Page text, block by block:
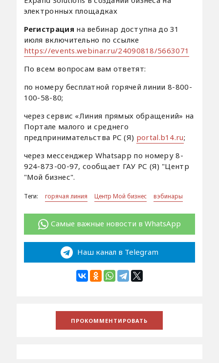
электронных площадках
Регистрация на вебинар доступна до 31
июля включительно по ссылке
https://events.webinar.ru/24090818/5663071
По всем вопросам вам ответят:
по номеру бесплатной горячей линии 8-800-
100-58-80;
через сервис «Линия прямых обращений» на
Портале малого и среднего
предпринимательства РС (Я) portal.b14.ru;
через мессенджер Whatsapp по номеру 8-
924-873-00-97, сообщает ГАУ РС (Я) "Центр
"Мой бизнес".
Теги: горячая линия Центр Мой бизнес вэбинары
Самые важные новости в WhatsApp
Наш канал в Telegram